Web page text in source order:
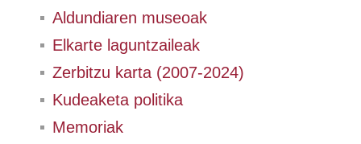
Aldundiaren museoak
Elkarte laguntzaileak
Zerbitzu karta (2007-2024)
Kudeaketa politika
Memoriak